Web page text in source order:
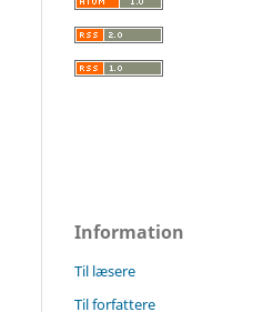
Information
Til læsere
Til forfattere